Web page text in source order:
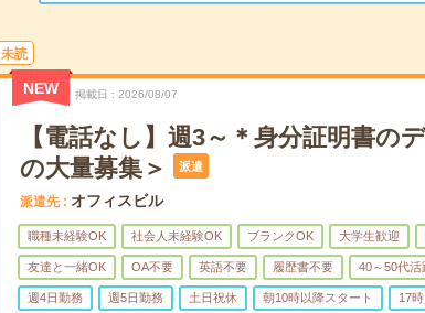
未読
NEW 掲載日 2026/08/07
【電話なし】週3～＊身分証明書の
の大量募集＞
派遣
派遣先 オフィスビル
職種未経験OK 社会人未経験OK ブランクOK 大学生歓迎
友達と一緒OK OA不要 英語不要 履歴書不要 40～50代活
週4日勤務 週5日勤務 土日祝休 朝10時以降スタート 17